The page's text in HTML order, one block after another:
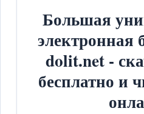
Большая
электронная
dolit.net -
бесплатно и